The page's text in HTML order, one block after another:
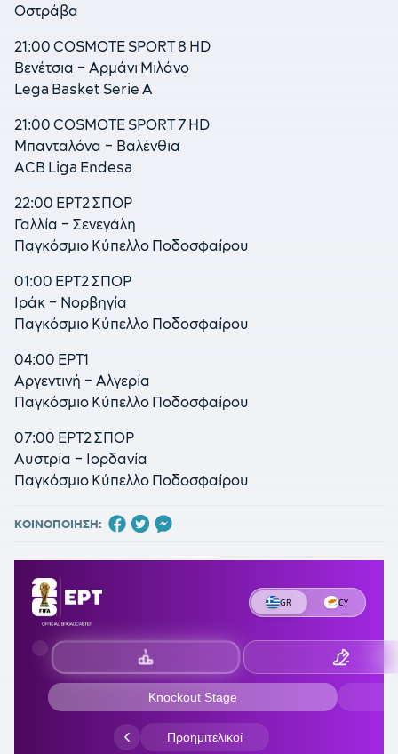
Οστράβα
21:00 COSMOTE SPORT 8 HD
Βενέτσια – Αρμάνι Μιλάνο
Lega Basket Serie A
21:00 COSMOTE SPORT 7 HD
Μπανταλόνα – Βαλένθια
ACB Liga Endesa
22:00 ΕΡΤ2 ΣΠΟΡ
Γαλλία – Σενεγάλη
Παγκόσμιο Κύπελλο Ποδοσφαίρου
01:00 ΕΡΤ2 ΣΠΟΡ
Ιράκ – Νορβηγία
Παγκόσμιο Κύπελλο Ποδοσφαίρου
04:00 ΕΡΤ1
Αργεντινή – Αλγερία
Παγκόσμιο Κύπελλο Ποδοσφαίρου
07:00 ΕΡΤ2 ΣΠΟΡ
Αυστρία – Ιορδανία
Παγκόσμιο Κύπελλο Ποδοσφαίρου
ΚΟΙΝΟΠΟΙΗΣΗ: